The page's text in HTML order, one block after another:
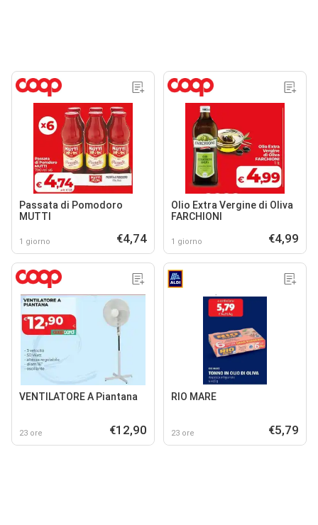
Passata di Pomodoro
MUTTI
1 giorno €4,74
Olio Extra Vergine di Oliva
FARCHIONI
1 giorno €4,99
VENTILATORE A Piantana
23 ore €12,90
RIO MARE
23 ore €5,79